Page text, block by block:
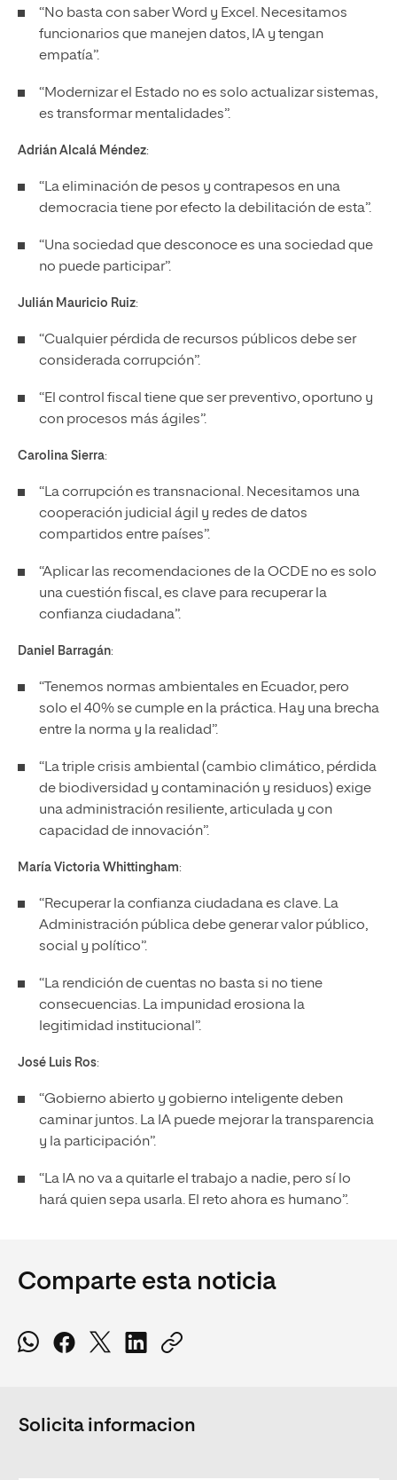
“No basta con saber Word y Excel. Necesitamos
funcionarios que manejen datos, IA y tengan
empatía”.
“Modernizar el Estado no es solo actualizar sistemas,
es transformar mentalidades”.
Adrián Alcalá Méndez:
“La eliminación de pesos y contrapesos en una
democracia tiene por efecto la debilitación de esta”.
“Una sociedad que desconoce es una sociedad que
no puede participar”.
Julián Mauricio Ruiz:
“Cualquier pérdida de recursos públicos debe ser
considerada corrupción”.
“El control fiscal tiene que ser preventivo, oportuno y
con procesos más ágiles”.
Carolina Sierra:
“La corrupción es transnacional. Necesitamos una
cooperación judicial ágil y redes de datos
compartidos entre países”.
“Aplicar las recomendaciones de la OCDE no es solo
una cuestión fiscal, es clave para recuperar la
confianza ciudadana”.
Daniel Barragán:
“Tenemos normas ambientales en Ecuador, pero
solo el 40% se cumple en la práctica. Hay una brecha
entre la norma y la realidad”.
“La triple crisis ambiental (cambio climático, pérdida
de biodiversidad y contaminación y residuos) exige
una administración resiliente, articulada y con
capacidad de innovación”.
María Victoria Whittingham:
“Recuperar la confianza ciudadana es clave. La
Administración pública debe generar valor público,
social y político”.
“La rendición de cuentas no basta si no tiene
consecuencias. La impunidad erosiona la
legitimidad institucional”.
José Luis Ros:
“Gobierno abierto y gobierno inteligente deben
caminar juntos. La IA puede mejorar la transparencia
y la participación”.
“La IA no va a quitarle el trabajo a nadie, pero sí lo
hará quien sepa usarla. El reto ahora es humano”.
Comparte esta noticia
Solicita informacion